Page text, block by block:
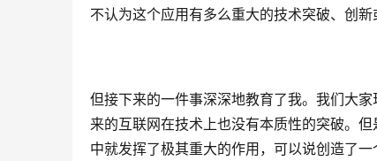
不认为这个应用有多么重大的技术突破、创新
但接下来的一件事深深地教育了我。我们大
来的互联网在技术上也没有本质性的突破。
中就发挥了极其重大的作用，可以说创造了一